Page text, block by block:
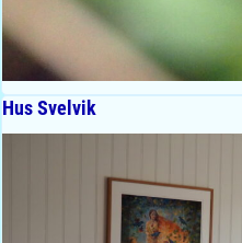
Hus Svelvik